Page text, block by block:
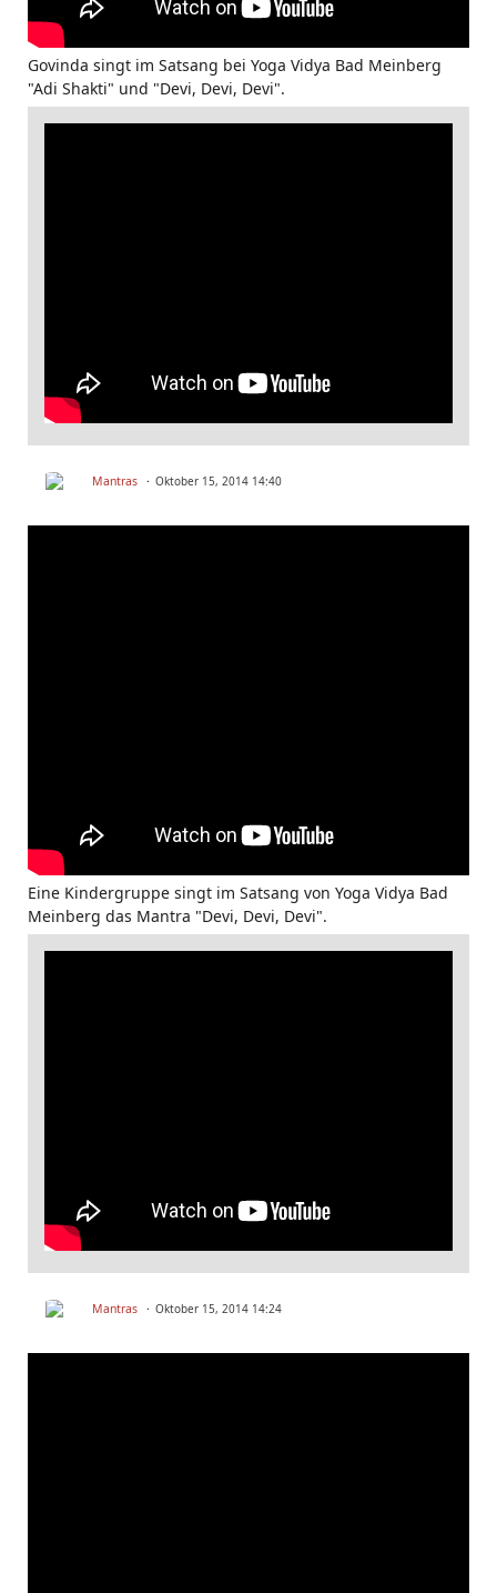
Govinda singt im Satsang bei Yoga Vidya Bad Meinberg
"Adi Shakti" und "Devi, Devi, Devi".
Mantras Oktober 15, 2014 14:40
Eine Kindergruppe singt im Satsang von Yoga Vidya Bad
Meinberg das Mantra "Devi, Devi, Devi".
Mantras Oktober 15, 2014 14:24